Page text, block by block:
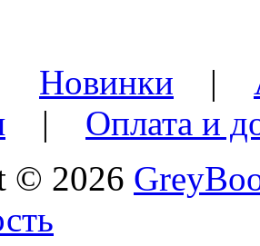
Новинки |
| Оплата и
© 2026